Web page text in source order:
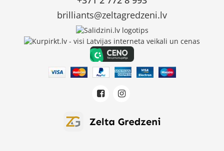
brilliants@zeltagredzeni.lv